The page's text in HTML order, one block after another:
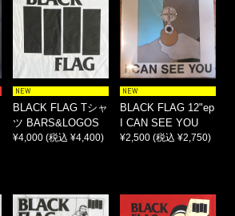
NEW
BLACK FLAG Tシャ
ツ BARS&LOGOS
¥4,000 (税込 ¥4,400)
NEW
BLACK FLAG 12"ep
I CAN SEE YOU
¥2,500 (税込 ¥2,750)